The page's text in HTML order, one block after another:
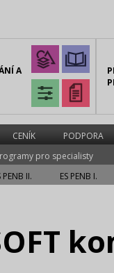
A
CENÍK
PODPORA
pro specialisty
PENB II. ES PENB I.